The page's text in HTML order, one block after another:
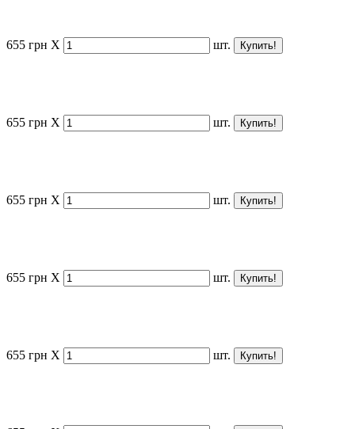
655 грн X шт.
655 грн X шт.
655 грн X шт.
655 грн X шт.
655 грн X шт.